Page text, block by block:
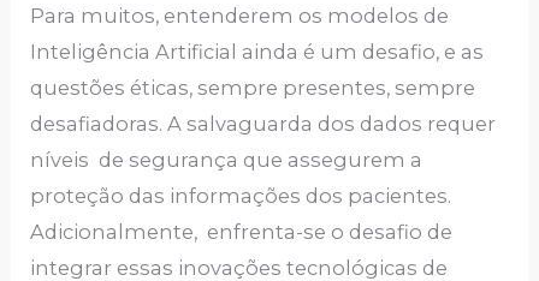
Para muitos, entenderem os modelos de
Inteligência Artificial ainda é um desafio, e as
questões éticas, sempre presentes, sempre
desafiadoras. A salvaguarda dos dados requer
níveis de segurança que assegurem a
proteção das informações dos pacientes.
Adicionalmente, enfrenta-se o desafio de
integrar essas inovações tecnológicas de